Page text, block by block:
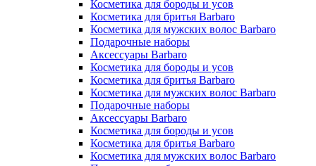
Косметика для бороды и усов
Косметика для бритья Barbaro
Косметика для мужских волос Barbaro
Подарочные наборы
Аксессуары Barbaro
Косметика для бороды и усов
Косметика для бритья Barbaro
Косметика для мужских волос Barbaro
Подарочные наборы
Аксессуары Barbaro
Косметика для бороды и усов
Косметика для бритья Barbaro
Косметика для мужских волос Barbaro